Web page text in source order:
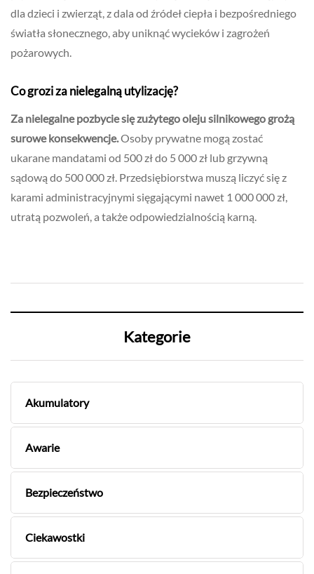
dla dzieci i zwierząt, z dala od źródeł ciepła i bezpośredniego
światła słonecznego, aby uniknąć wycieków i zagrożeń
pożarowych.
Co grozi za nielegalną utylizację?
Za nielegalne pozbycie się zużytego oleju silnikowego grożą
surowe konsekwencje.Osoby prywatne mogą zostać
ukarane mandatami od 500 zł do 5 000 zł lub grzywną
sądową do 500 000 zł. Przedsiębiorstwa muszą liczyć się z
karami administracyjnymi sięgającymi nawet 1 000 000 zł,
utratą pozwoleń, a także odpowiedzialnością karną.
Kategorie
Akumulatory
Awarie
Bezpieczeństwo
Ciekawostki